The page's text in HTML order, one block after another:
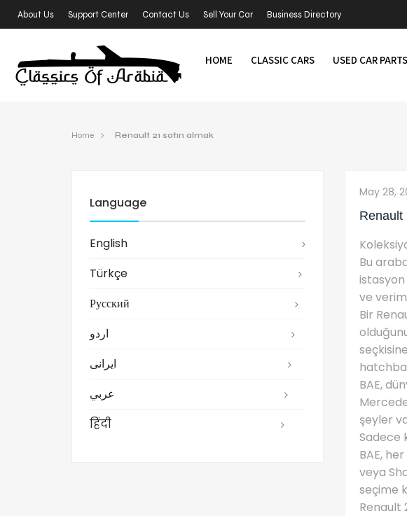
About Us Support Center Contact Us Sell Your Car Business Directory
HOME CLASSIC CARS USED CAR PARTS
Home Renault 21 satın almak
Language
English
Türkçe
Русский
اردو
ایرانی
عربي
हिंदी
May 28,
Renault
Bu
ve
Bir
BAE,
şeyler
Sadece
BAE,
veya
seçime
Renault